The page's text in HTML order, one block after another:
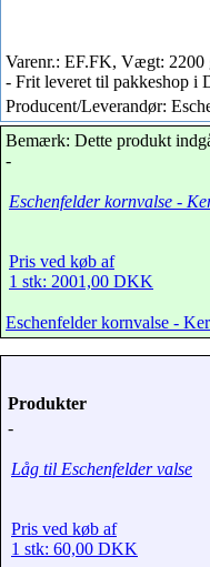
Varenr.: EF.FK, Vægt: 2200
- Frit leveret til pakkeshop i
Producent/Leverandør:
Bemærk: Dette produkt
-
Eschenfelder kornvalse -
Pris ved køb af
1 stk: 2001,00 DKK
Eschenfelder kornvalse -
Produkter
-
Låg til Eschenfelder valse
Pris ved køb af
1 stk: 60,00 DKK